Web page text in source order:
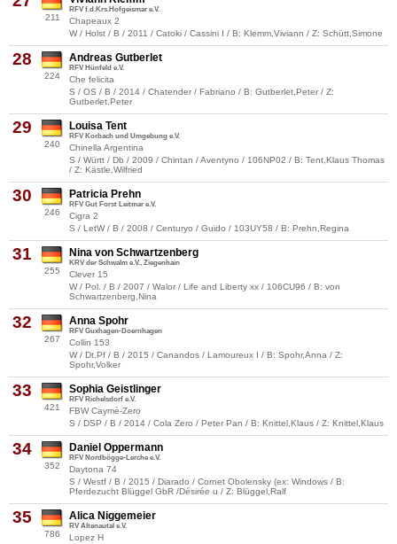
211
RFV f.d.Krs.Hofgeismar e.V.
Chapeaux 2
W / Holst / B / 2011 / Catoki / Cassini I / B: Klemm,Viviann / Z: Schütt,Simone
28
224
Andreas Gutberlet
RFV Hünfeld e.V.
Che felicita
S / OS / B / 2014 / Chatender / Fabriano / B: Gutberlet,Peter / Z:
Gutberlet,Peter
29
240
Louisa Tent
RFV Korbach und Umgebung e.V.
Chinella Argentina
S / Württ / Db / 2009 / Chintan / Aventyno / 106NP02 / B: Tent,Klaus Thomas
/ Z: Kästle,Wilfried
30
246
Patricia Prehn
RFV Gut Forst Leitmar e.V.
Cigra 2
S / LetW / B / 2008 / Centuryo / Guido / 103UY58 / B: Prehn,Regina
31
255
Nina von Schwartzenberg
KRV der Schwalm e.V., Ziegenhain
Clever 15
W / Pol. / B / 2007 / Walor / Life and Liberty xx / 106CU96 / B: von
Schwartzenberg,Nina
32
267
Anna Spohr
RFV Guxhagen-Doernhagen
Collin 153
W / Dt.Pf / B / 2015 / Canandos / Lamoureux I / B: Spohr,Anna / Z:
Spohr,Volker
33
421
Sophia Geistlinger
RFV Richelsdorf e.V.
FBW Caymè-Zero
S / DSP / B / 2014 / Cola Zero / Peter Pan / B: Knittel,Klaus / Z: Knittel,Klaus
34
352
Daniel Oppermann
RFV Nordbögge-Lerche e.V.
Daytona 74
S / Westf / B / 2015 / Diarado / Cornet Obolensky (ex: Windows / B:
Pferdezucht Blüggel GbR /Désirée u / Z: Blüggel,Ralf
35
786
Alica Niggemeier
RV Altenautal e.V.
Lopez H